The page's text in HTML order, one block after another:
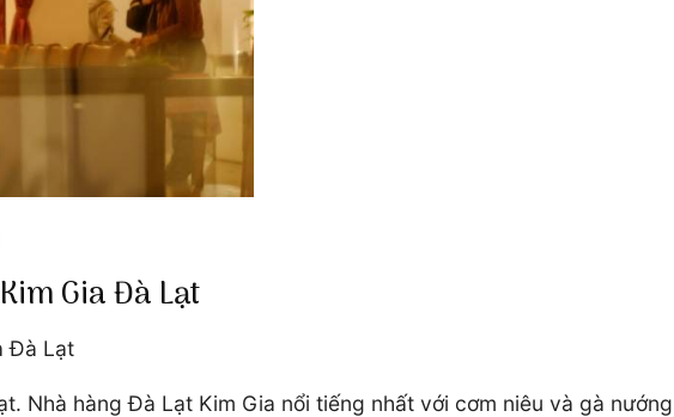
Gia Đà Lạt
Đà Lạt
Nhà hàng Đà Lạt Kim Gia nổi tiếng nhất với cơm niêu và gà